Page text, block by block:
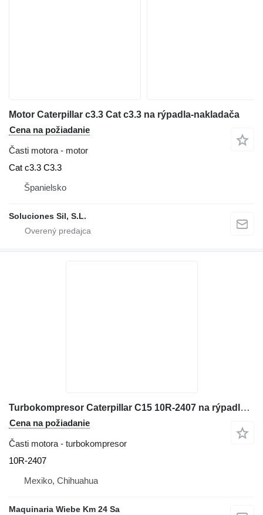
Motor Caterpillar c3.3 Cat c3.3 na rýpadla-nakladača
Cena na požiadanie
Časti motora - motor
Cat c3.3 C3.3
Španielsko
Soluciones Sil, S.L.
Turbokompresor Caterpillar C15 10R-2407 na rýpadla-nakladača
Cena na požiadanie
Časti motora - turbokompresor
10R-2407
Mexiko, Chihuahua
Maquinaria Wiebe Km 24 Sa